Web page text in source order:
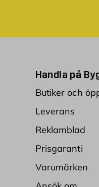
Handla på
Butiker och
Leverans
Reklamblad
Prisgaranti
Varumärken